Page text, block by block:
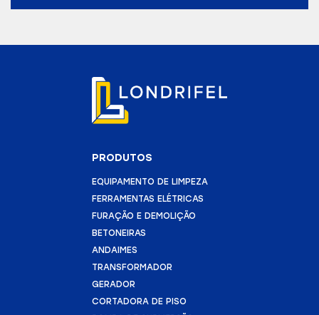
PRODUTOS
EQUIPAMENTO DE LIMPEZA
FERRAMENTAS ELÉTRICAS
FURAÇÃO E DEMOLIÇÃO
BETONEIRAS
ANDAIMES
TRANSFORMADOR
GERADOR
CORTADORA DE PISO